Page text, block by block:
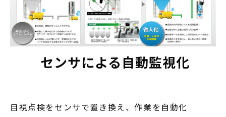
センサによる自動監視化
目視点検をセンサで置き換え、作業を自動化